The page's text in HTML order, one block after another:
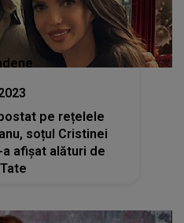
pe rețelele
soțul Cristinei
afișat alături de